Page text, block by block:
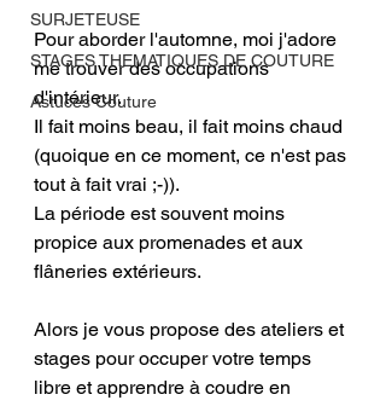
SURJETEUSE
STAGES THEMATIQUES DE COUTURE
Astuces Couture
Pour aborder l'automne, moi j'adore
me trouver des occupations
d'intérieur.
Il fait moins beau, il fait moins chaud
(quoique en ce moment, ce n'est pas
tout à fait vrai ;-)).
La période est souvent moins
propice aux promenades et aux
flâneries extérieurs.
Alors je vous propose des ateliers et
stages pour occuper votre temps
libre et apprendre à coudre en